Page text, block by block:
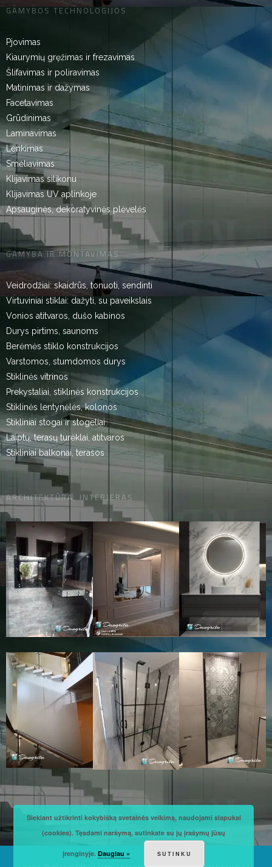
GAMYBOS TECHNOLOGIJOS
Pjovimas
Kiaurymių gręžimas ir frezavimas
Šlifavimas ir poliravimas
Matinimas ir dažymas
Facetavimas
Grūdinimas
Laminavimas
Lenkimas
Smėliavimas
Klijavimas silikonu
Klijavimas UV aplinkoje
Apsauginės, dekoratyvinės plėvelės
GAMYBA IR MONTAVIMAS
Veidrodžiai: skaidrūs, tonuoti, sendinti
Virtuviniai stiklai: dažyti, su paveikslais
Vonios atitvaros, dušo kabinos
Durys pirtims, saunoms
Berėmės stiklo konstrukcijos
Varstomos, stumdomos durys
Stiklinės vitrinos
Prekystaliai, stiklinės konstrukcijos
Stiklinės lentynėlės, kolonos
Stikliniai stogai ir stogeliai
Laiptų, terasų turėklai, atitvaros
Stikliniai balkonai, terasos
ARCHITEKTŪRA, INTERJERAS
Siekiant užtikrinti kokybišką svetainės veikimą, naudojami slapukai
(cookies). Tęsdami naršymą, sutinkate su jų įrašymų jūsų
įrenginyje.Daugiau » SUTINKU